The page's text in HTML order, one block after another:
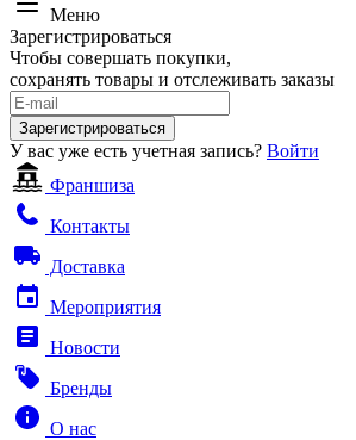
Меню
Зарегистрироваться
Чтобы совершать покупки,
сохранять товары и отслеживать заказы
Зарегистрироваться
У вас уже есть учетная запись? Войти
Франшиза
Контакты
Доставка
Мероприятия
Новости
Бренды
О нас